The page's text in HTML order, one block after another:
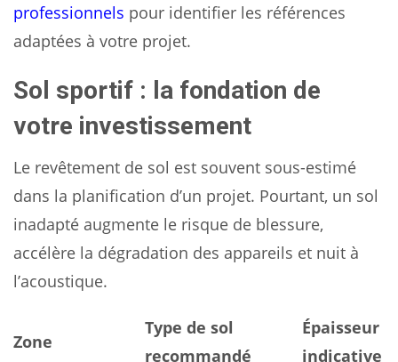
professionnels pour identifier les références
adaptées à votre projet.
Sol sportif : la fondation de
votre investissement
Le revêtement de sol est souvent sous-estimé
dans la planification d’un projet. Pourtant, un sol
inadapté augmente le risque de blessure,
accélère la dégradation des appareils et nuit à
l’acoustique.
Zone
Type de sol
recommandé
Épaisseur
indicative